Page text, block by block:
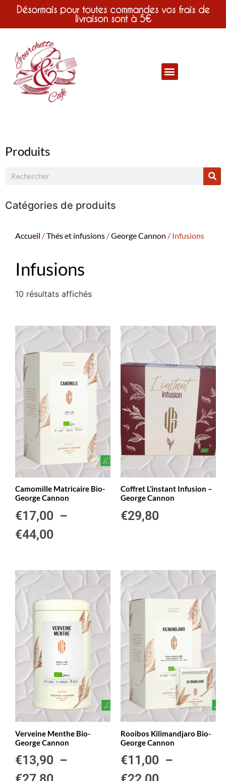
Désormais pour toutes commandes vos frais de
livraison sont à 5€
Produits
Catégories de produits
Accueil /Thés et infusions /George Cannon / Infusions
Infusions
10 résultats affichés
Camomille Matricaire Bio-
George Cannon
€17,00 –
€44,00
Coffret L’instant Infusion –
George Cannon
€29,80
Verveine Menthe Bio-
George Cannon
€13,90 –
Rooibos Kilimandjaro Bio-
George Cannon
€11,00 –